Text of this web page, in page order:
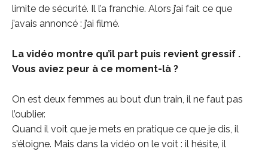
limite de sécurité. Il l’a franchie. Alors j’ai fait ce que
j’avais annoncé : j’ai filmé.
La vidéo montre qu’il part puis revient gressif .
Vous aviez peur à ce moment-là ?
On est deux femmes au bout d’un train, il ne faut pas
l’oublier.
Quand il voit que je mets en pratique ce que je dis, il
s’éloigne. Mais dans la vidéo on le voit : il hésite, il